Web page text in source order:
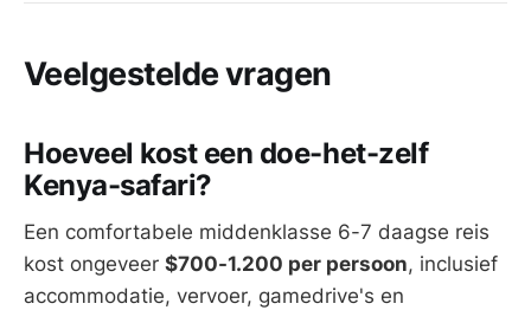
Veelgestelde vragen
Hoeveel kost een doe-het-zelf
Kenya-safari?
Een comfortabele middenklasse 6-7 daagse reis
kost ongeveer $700-1.200 per persoon, inclusief
accommodatie, vervoer, gamedrive's en